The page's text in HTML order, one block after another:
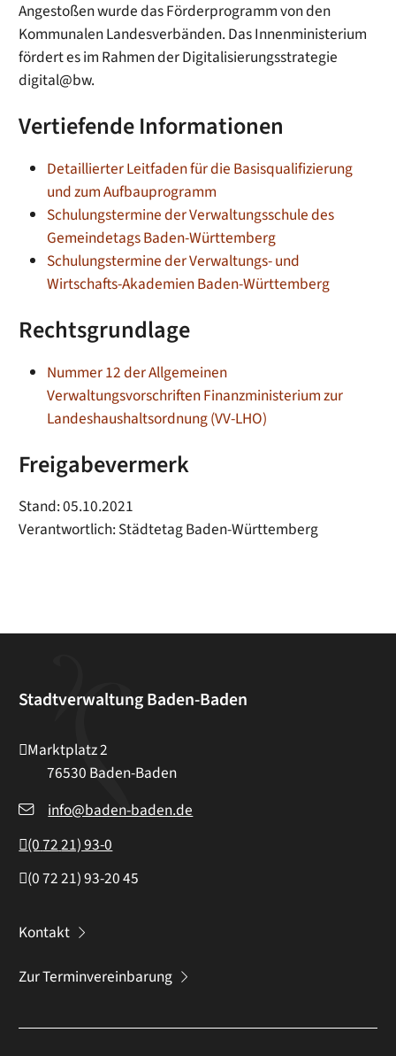
Angestoßen wurde das Förderprogramm von den
Kommunalen Landesverbänden. Das Innenministerium
fördert es im Rahmen der Digitalisierungsstrategie
digital@bw.
Vertiefende Informationen
Detaillierter Leitfaden für die Basisqualifizierung
und zum Aufbauprogramm
Schulungstermine der Verwaltungsschule des
Gemeindetags Baden-Württemberg
Schulungstermine der Verwaltungs- und
Wirtschafts-Akademien Baden-Württemberg
Rechtsgrundlage
Nummer 12 der Allgemeinen
Verwaltungsvorschriften Finanzministerium zur
Landeshaushaltsordnung (VV-LHO)
Freigabevermerk
Stand: 05.10.2021
Verantwortlich: Städtetag Baden-Württemberg
Stadtverwaltung Baden-Baden
Marktplatz 2
76530 Baden-Baden
info@baden-baden.de
(07221) 93-0
(07221) 93-2045
Kontakt
Zur Terminvereinbarung